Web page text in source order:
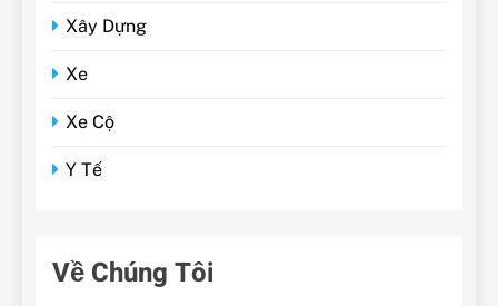
Xây Dựng
Xe
Xe Cộ
Y Tế
Về Chúng Tôi